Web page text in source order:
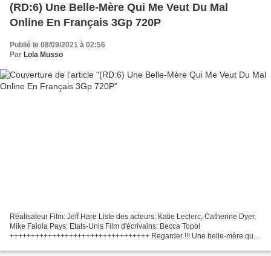
(RD:6) Une Belle-Mère Qui Me Veut Du Mal
Online En Français 3Gp 720P
Publié le 08/09/2021 à 02:56
Par Lola Musso
Réalisateur Film: Jeff Hare Liste des acteurs: Katie Leclerc, Catherine Dyer,
Mike Faiola Pays: Etats-Unis Film d'écrivains: Becca Topol
+++++++++++++++++++++++++++++++++ Regarder !!! Une belle-mère qui